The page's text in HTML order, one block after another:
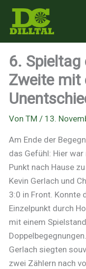
Zum
springen
6.
Zweite mit
Von TM / 13.
Am Ende der
das Gefühl: Hier
Punkt nach Hause
Kevin Gerlach und
3:0 in Front. Konnte
Einzelpunkt durch
mit einem
Gerlach siegten
zwei Zählern nach